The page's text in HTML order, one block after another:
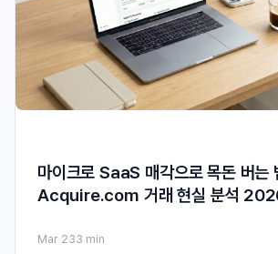
마이크로 SaaS 매각으로 목돈 버는
Acquire.com 거래 현실 분석
Mar 233 min